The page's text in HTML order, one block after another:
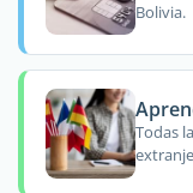
Bolivia.
Todas